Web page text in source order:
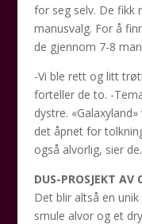
for seg selv. De fikk
manusvalg. For å
de gjennom 7-8
-Vi ble rett og litt
forteller de to. -
dystre.
det åpnet for
også alvorlig, sier de.
DUS-PROSJEKT AV
Det blir altså en
smule alvor og et